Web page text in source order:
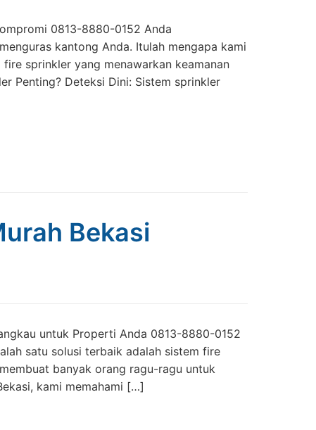
0813-8880-0152 Anda
kantong Anda. Itulah mengapa kami
sprinkler yang menawarkan keamanan
Penting? Deteksi Dini: Sistem sprinkler
Bekasi
untuk Properti Anda 0813-8880-0152
satu solusi terbaik adalah sistem fire
banyak orang ragu-ragu untuk
kami memahami […]